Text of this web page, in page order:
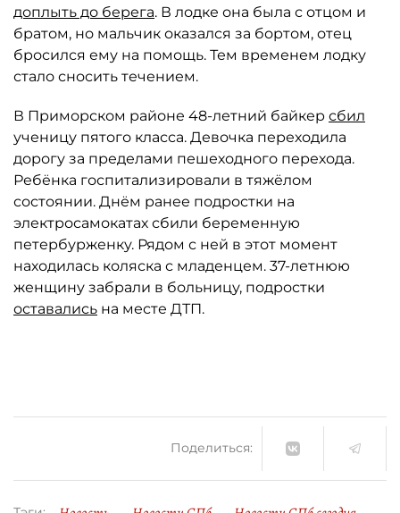
доплыть до берега. В лодке она была с отцом и
братом, но мальчик оказался за бортом, отец
бросился ему на помощь. Тем временем лодку
стало сносить течением.
В Приморском районе 48-летний байкер сбил
ученицу пятого класса. Девочка переходила
дорогу за пределами пешеходного перехода.
Ребёнка госпитализировали в тяжёлом
состоянии. Днём ранее подростки на
электросамокатах сбили беременную
петербурженку. Рядом с ней в этот момент
находилась коляска с младенцем. 37-летнюю
женщину забрали в больницу, подростки
оставались на месте ДТП.
Поделиться: